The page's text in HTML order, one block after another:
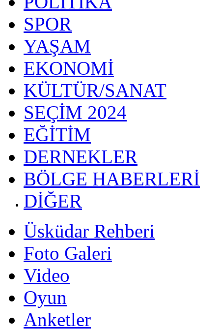
SPOR
YAŞAM
EKONOMİ
KÜLTÜR/SANAT
SEÇİM 2024
EĞİTİM
DERNEKLER
BÖLGE HABERLERİ
DİĞER
Üsküdar Rehberi
Foto Galeri
Video
Oyun
Anketler